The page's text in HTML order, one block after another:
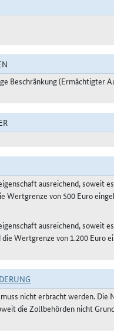
Beschränkung (Ermächtigter
ausreichend, soweit
Wertgrenze von 500 Euro
ausreichend, soweit
Wertgrenze von 1.200 Euro
nicht erbracht werden.
die Zollbehörden nicht